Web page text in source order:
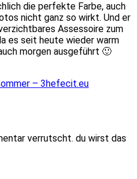
die perfekte Farbe, auch
nicht ganz so wirkt. Und er
Assessoire zum
es seit heute wieder warm
morgen ausgeführt 🙂
– 3hefecit.eu
verrutscht. du wirst das